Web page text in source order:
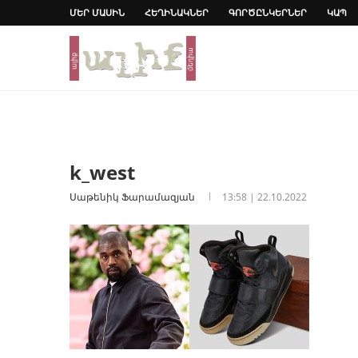
ՄԵՐ ՄԱՍԻՆ ՀԵՂԻՆԱԿՆԵՐ ԳՈՐԾԸՆԿԵՐՆԵՐ ԿԱՊ
k_west
Սաթենիկ Ֆարամազյան 13:58 | 22.10.2022